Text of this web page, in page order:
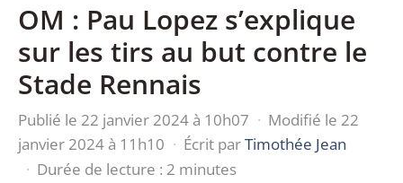
OM : Pau Lopez s’explique
sur les tirs au but contre le
Stade Rennais
Publié le 22 janvier 2024 à 10h07 · Modifié le 22
janvier 2024 à 11h10 · Écrit parTimothée Jean
· Durée de lecture : 2 minutes